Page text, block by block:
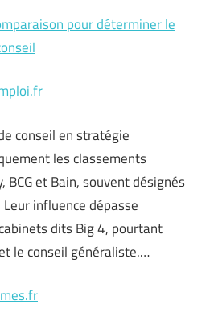
pour déterminer le
conseil en stratégie
les classements
BCG et Bain, souvent désignés
Leur influence dépasse
dits Big 4, pourtant
le conseil généraliste.…